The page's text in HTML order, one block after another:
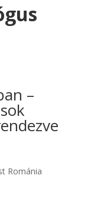
–
Románia